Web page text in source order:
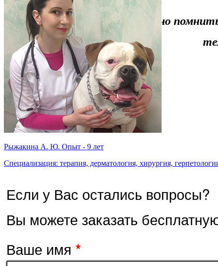
Важно
Рыжакина А. Ю. Опыт - 9 лет
Специализация: терапия, дерматология, хирургия,
Если у Вас остались вопросы?
Вы можете заказать
Ваше имя *